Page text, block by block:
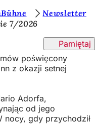
Newsletter
7/2026
Pamiętaj
poświęcony
z okazji setnej
Adorfa,
od jego
nocy, gdy przychodził